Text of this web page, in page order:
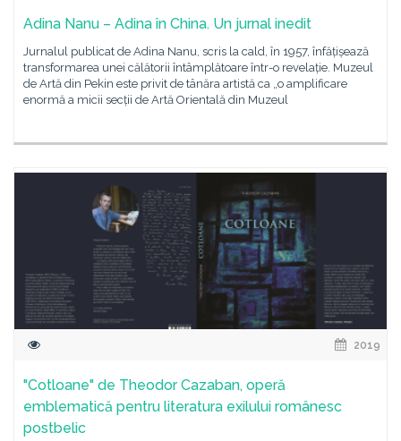
Adina Nanu – Adina în China. Un jurnal inedit
Jurnalul publicat de Adina Nanu, scris la cald, în 1957, înfățișează
transformarea unei călătorii întâmplătoare într-o revelație. Muzeul
de Artă din Pekin este privit de tânăra artistă ca „o amplificare
enormă a micii secții de Artă Orientală din Muzeul
2019
"Cotloane" de Theodor Cazaban, operă
emblematică pentru literatura exilului românesc
postbelic